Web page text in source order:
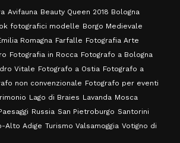
Avifauna Beauty Queen 2018 Bologna
fotografici modelle Borgo Medievale
Romagna Farfalle Fotografia Arte
Fotografia in Rocca Fotografo a Bologna
Vitale Fotografo a Ostia Fotografo a
non convenzionale Fotografo per eventi
Lago di Braies Lavanda Mosca
Russia San Pietroburgo Santorini
Alto Adige Turismo Valsamoggia Votigno di